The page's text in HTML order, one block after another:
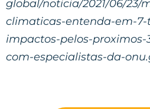
global/noticia/2021/06/23/
climaticas-entenda-em-
impactos-pelos-
com-especialistas-da-